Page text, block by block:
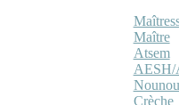
Maître
Atsem
AESH/
Nounou
Crèche